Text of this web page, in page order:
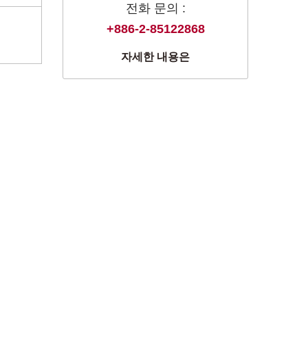
전화 문의 :
+886-2-85122868
자세한 내용은